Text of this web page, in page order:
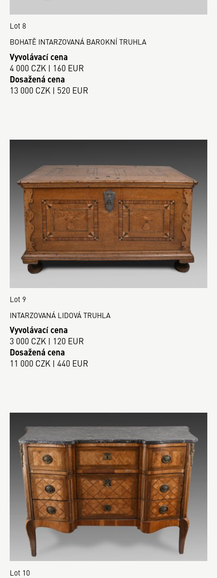
Lot 8
BOHATĚ INTARZOVANÁ BAROKNÍ TRUHLA
Vyvolávací cena
4 000 CZK | 160 EUR
Dosažená cena
13 000 CZK | 520 EUR
Lot 9
INTARZOVANÁ LIDOVÁ TRUHLA
Vyvolávací cena
3 000 CZK | 120 EUR
Dosažená cena
11 000 CZK | 440 EUR
Lot 10